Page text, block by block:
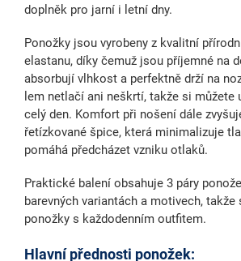
doplněk pro jarní i letní dny.
Ponožky jsou vyrobeny z kvalitní
elastanu, díky čemuž jsou příjemné na
absorbují vlhkost a perfektně drží na
lem netlačí ani neškrtí, takže si můžete
celý den. Komfort při nošení dále
řetízkované špice, která minimalizuje
pomáhá předcházet vzniku otlaků.
Praktické balení obsahuje 3 páry
barevných variantách a motivech, takže
ponožky s každodenním outfitem.
Hlavní přednosti ponožek: